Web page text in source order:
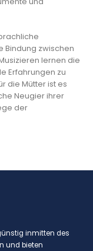
Bindung zwischen
lernen die
Erfahrungen zu
die Mütter ist es
Neugier ihrer
der
inmitten des
und bieten